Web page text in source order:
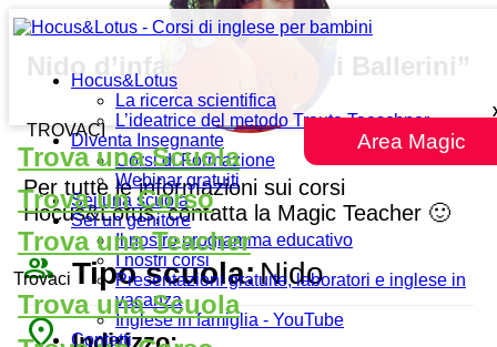
Hocus&Lotus
La ricerca scientifica
L’ideatrice del metodo Traute Taeschner
Diventa Insegnante
Corsi di Formazione
Webinar gratuiti
Sei una scuola
Sei un genitore
Il nostro programma educativo
I nostri corsi
Presentazioni gratuite, laboratori e inglese in
vacanza
Inglese in famiglia - YouTube
Contatti
Area Magic
TROVACI
Trova una Scuola
Trova un Corso
Trova una Teacher
Trovaci
Trova una Scuola
Nido d’infanzia “I Pulcini Ballerini”
Per tutte le informazioni sui corsi
Hocus&Lotus, contatta la Magic Teacher 🙂
people_outline Tipo scuola:Nido
place